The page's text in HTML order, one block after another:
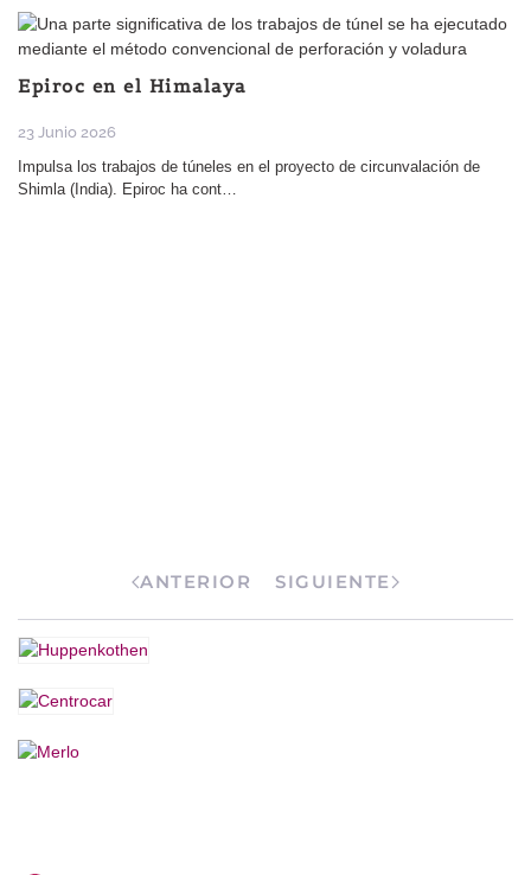
Epiroc en el Himalaya
23 Junio 2026
Impulsa los trabajos de túneles en el proyecto de circunvalación de
Shimla (India). Epiroc ha cont…
ANTERIOR SIGUIENTE